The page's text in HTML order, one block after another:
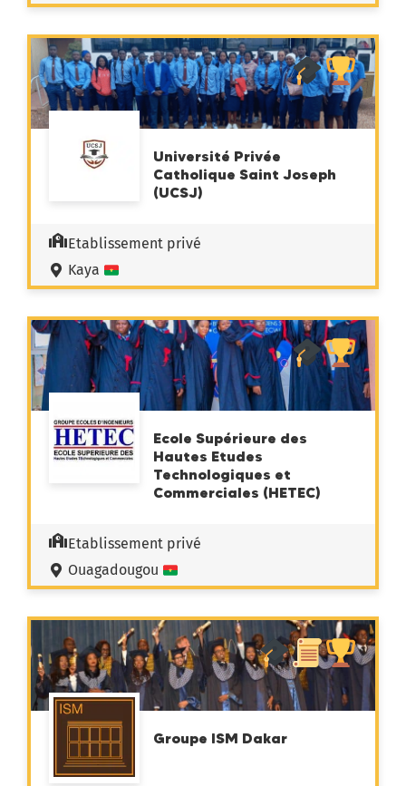
Université Privée
Catholique Saint Joseph
(UCSJ)
Etablissement privé
Kaya
Ecole Supérieure des
Hautes Etudes
Technologiques et
Commerciales (HETEC)
Etablissement privé
Ouagadougou
Groupe ISM Dakar